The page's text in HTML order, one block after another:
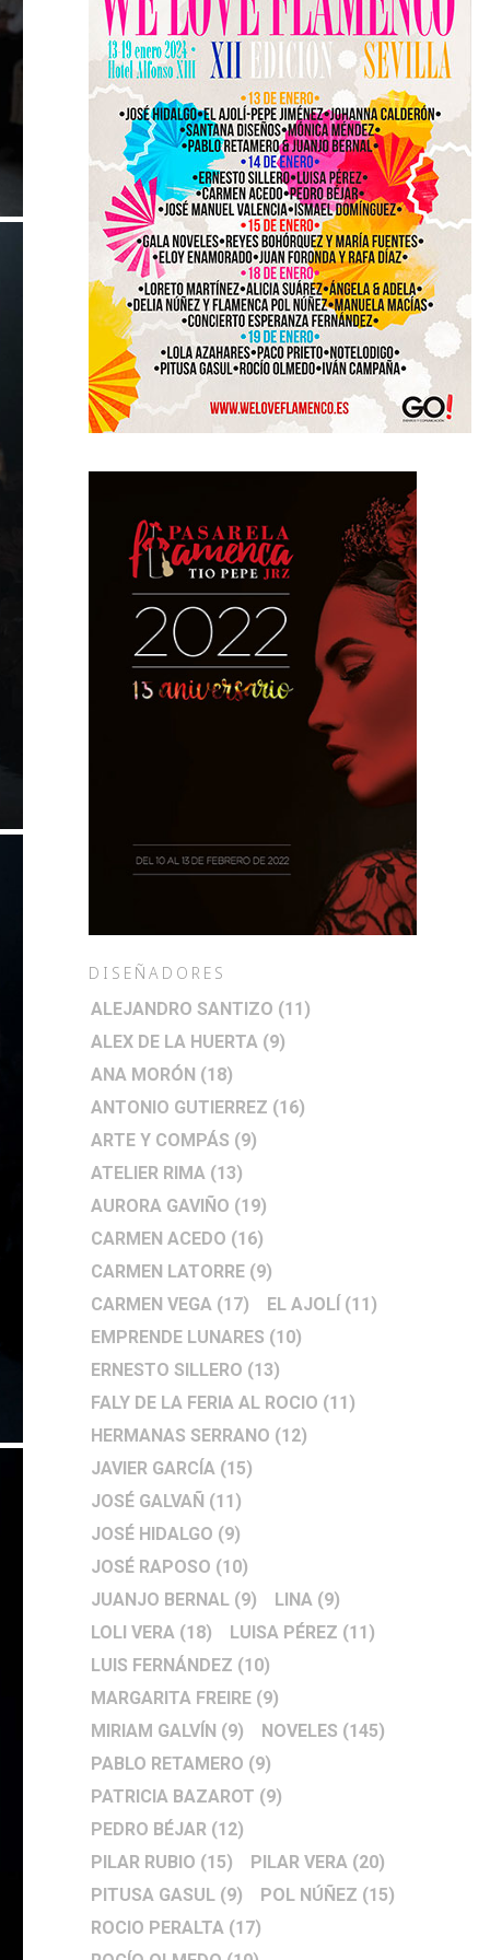
DISEÑADORES
ALEJANDRO SANTIZO (11)
ALEX DE LA HUERTA (9)
ANA MORÓN (18)
ANTONIO GUTIERREZ (16)
ARTE Y COMPÁS (9)
ATELIER RIMA (13)
AURORA GAVIÑO (19)
CARMEN ACEDO (16)
CARMEN LATORRE (9)
CARMEN VEGA (17) EL AJOLÍ (11)
EMPRENDE LUNARES (10)
ERNESTO SILLERO (13)
FALY DE LA FERIA AL ROCIO (11)
HERMANAS SERRANO (12)
JAVIER GARCÍA (15)
JOSÉ GALVAÑ (11)
JOSÉ HIDALGO (9)
JOSÉ RAPOSO (10)
JUANJO BERNAL (9) LINA (9)
LOLI VERA (18) LUISA PÉREZ (11)
LUIS FERNÁNDEZ (10)
MARGARITA FREIRE (9)
MIRIAM GALVÍN (9) NOVELES (145)
PABLO RETAMERO (9)
PATRICIA BAZAROT (9)
PEDRO BÉJAR (12)
PILAR RUBIO (15) PILAR VERA (20)
PITUSA GASUL (9) POL NÚÑEZ (15)
ROCIO PERALTA (17)